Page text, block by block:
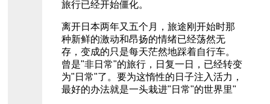
旅行已经开始僵化。
离开日本两年又五个月，旅途刚开始时那
种新鲜的激动和昂扬的情绪已经荡然无
存，变成的只是每天茫然地踩着自行车。
曾是"非日常"的旅行，日复一日，已经转变
为"日常"了。要为这惰性的日子注入活力，
最好的办法就是一头栽进"日常"的世界里"